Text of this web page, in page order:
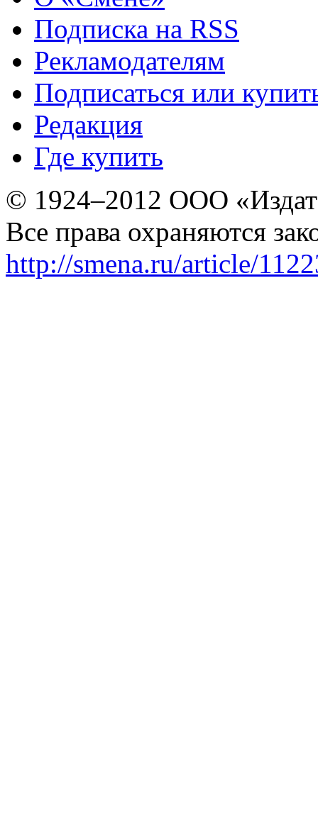
Подписка на RSS
Рекламодателям
Подписаться или
Редакция
Где купить
© 1924–2012 ООО
Все права охраняются
http://smena.ru/article/